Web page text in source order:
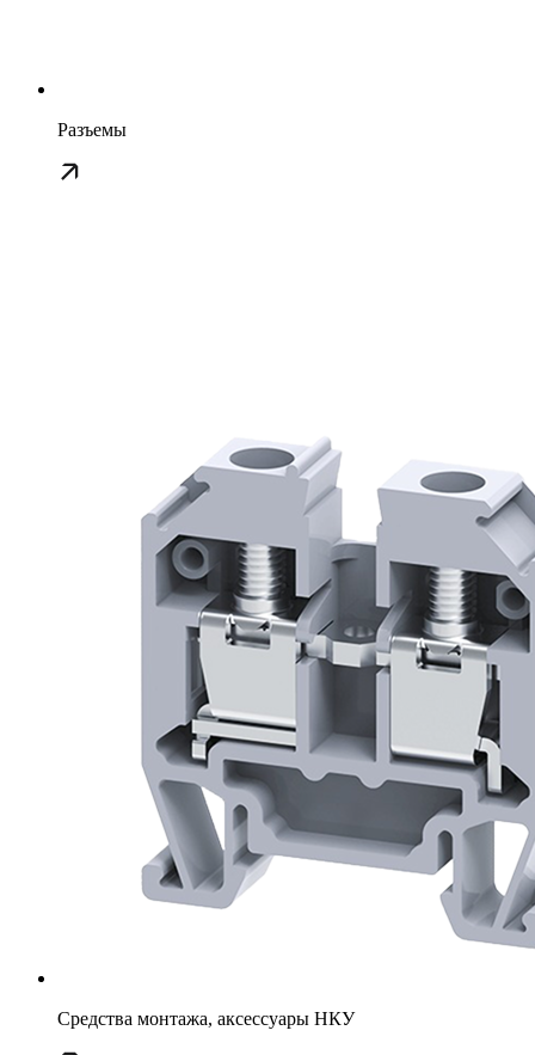
Разъемы
Средства монтажа, аксессуары НКУ